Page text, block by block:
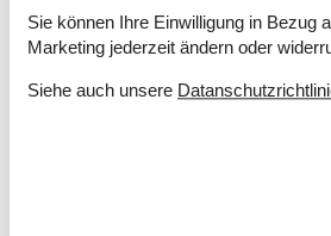
Entfernung zu Angelmöglichkeiten
Minigolf
Schwimmbad
Sie können Ihre Einwilligung in Bezug
Marketing jederzeit ändern oder
Siehe auch unsere